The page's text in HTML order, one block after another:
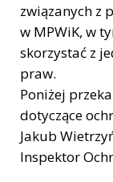
związanych z
w MPWiK, w
skorzystać z
praw.
Poniżej
dotyczące
Jakub
Inspektor